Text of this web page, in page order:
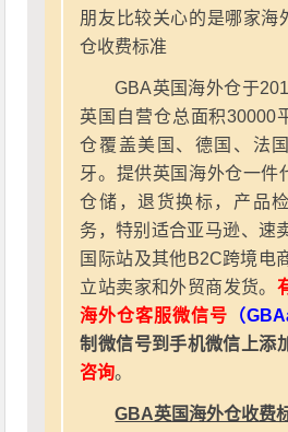
朋友比较关心的是哪家海
仓收费标准
GBA英国海外仓于
英国自营仓总面积30000
仓覆盖美国、德国、法
牙。提供英国海外仓一件
仓储，退货换标，产品
务，特别适合亚马逊、速
国际站及其他B2C跨境电
立站卖家和外贸商发货。
海外仓客服微信号 （
制微信号到手机微信上添
咨询。
GBA英国海外仓收费